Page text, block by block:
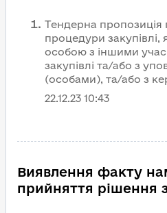
Тендерна
процедури закупівлі,
особою з іншими
закупівлі та/або з
(особами), та/або з
22.12.23 10:43
Виявлення факту
прийняття рішення